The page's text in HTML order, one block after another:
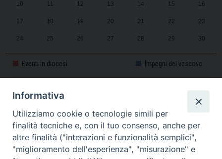
10 11 12 13 14 15 16
17 18 19 20 21 22 23
24 25 26 27 28 29 30
Eventi in diocesi Impegni del vescovo
CALENDARIO PASTORALE 2025-2026
Informativa
Utilizziamo cookie o tecnologie simili per
finalità tecniche e, con il tuo consenso, anche per
altre finalità ("interazioni e funzionalità semplici",
"miglioramento dell'esperienza", "misurazione" e